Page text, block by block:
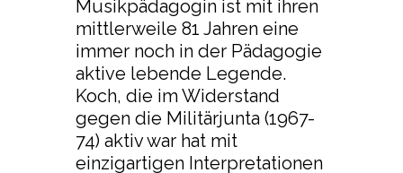
Musikpädagogin ist mit ihren
mittlerweile 81 Jahren eine
immer noch in der Pädagogie
aktive lebende Legende.
Koch, die im Widerstand
gegen die Militärjunta (1967-
74) aktiv war hat mit
einzigartigen Interpretationen